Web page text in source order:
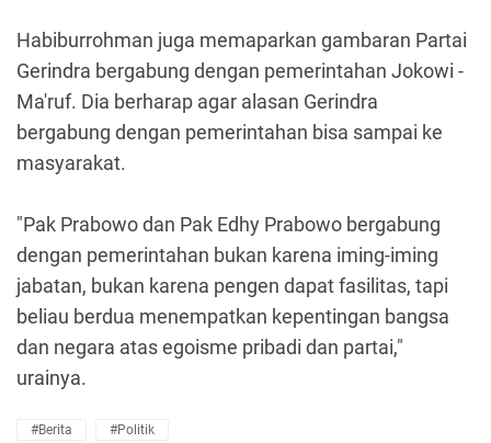
Habiburrohman juga memaparkan gambaran Partai
Gerindra bergabung dengan pemerintahan Jokowi -
Ma'ruf. Dia berharap agar alasan Gerindra
bergabung dengan pemerintahan bisa sampai ke
masyarakat.
"Pak Prabowo dan Pak Edhy Prabowo bergabung
dengan pemerintahan bukan karena iming-iming
jabatan, bukan karena pengen dapat fasilitas, tapi
beliau berdua menempatkan kepentingan bangsa
dan negara atas egoisme pribadi dan partai,"
urainya.
#Berita #Politik